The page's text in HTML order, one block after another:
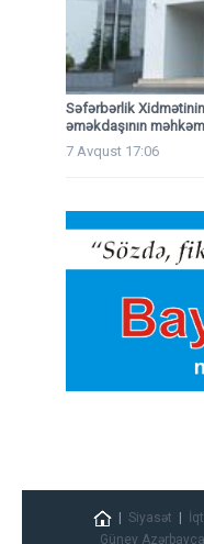
Səfərbərlik
əməkdaşının
7 Avqust 17:06
Siyasət
Güney